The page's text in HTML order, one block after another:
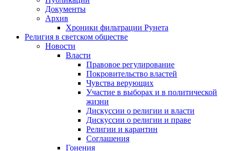
Документы
Архив
Хроники фильтрации Рунета
Религия в светском обществе
Новости
Власти
Правовое регулирование
Покровительство властей
Чувства верующих
Участие в выборах и в политической
жизни
Дискуссии о религии и власти
Дискуссии о религии и праве
Религии и карантин
Соглашения
Гонения